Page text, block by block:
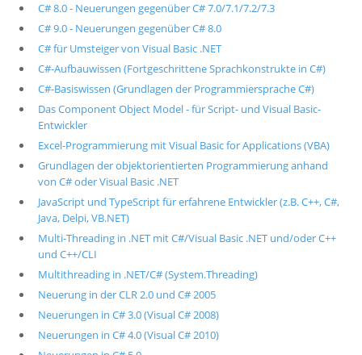
C# 8.0 - Neuerungen gegenüber C# 7.0/7.1/7.2/7.3
C# 9.0 - Neuerungen gegenüber C# 8.0
C# für Umsteiger von Visual Basic .NET
C#-Aufbauwissen (Fortgeschrittene Sprachkonstrukte in C#)
C#-Basiswissen (Grundlagen der Programmiersprache C#)
Das Component Object Model - für Script- und Visual Basic-
Entwickler
Excel-Programmierung mit Visual Basic for Applications (VBA)
Grundlagen der objektorientierten Programmierung anhand
von C# oder Visual Basic .NET
JavaScript und TypeScript für erfahrene Entwickler (z.B. C++, C#,
Java, Delpi, VB.NET)
Multi-Threading in .NET mit C#/Visual Basic .NET und/oder C++
und C++/CLI
Multithreading in .NET/C# (System.Threading)
Neuerung in der CLR 2.0 und C# 2005
Neuerungen in C# 3.0 (Visual C# 2008)
Neuerungen in C# 4.0 (Visual C# 2010)